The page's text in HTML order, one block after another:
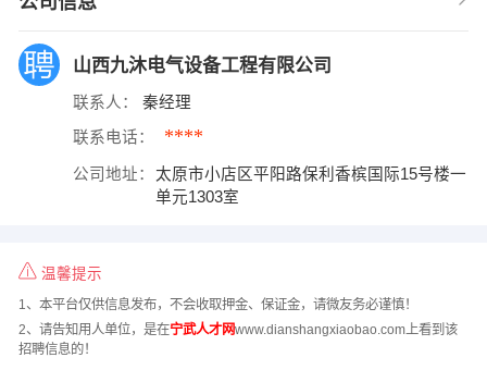
山西九沐电气设备工程有限公司
联系人： 秦经理
联系电话： ****
公司地址：
太原市小店区平阳路保利香槟国际15号楼一
单元1303室
温馨提示
1、本平台仅供信息发布，不会收取押金、保证金，请微友务必谨慎！
2、请告知用人单位，是在宁武人才网www.dianshangxiaobao.com上看到该
招聘信息的！